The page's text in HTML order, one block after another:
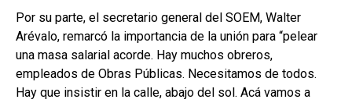
Por su parte, el secretario general del SOEM, Walter
Arévalo, remarcó la importancia de la unión para “pelear
una masa salarial acorde. Hay muchos obreros,
empleados de Obras Públicas. Necesitamos de todos.
Hay que insistir en la calle, abajo del sol. Acá vamos a